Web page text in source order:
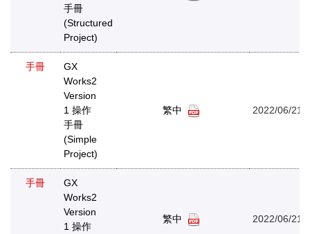
手冊
(Structured
Project)
手冊
GX
Works2
Version
1 操作
手冊
(Simple
Project)
繁中 2022/06/21
手冊
GX
Works2
Version
1 操作
繁中 2022/06/21